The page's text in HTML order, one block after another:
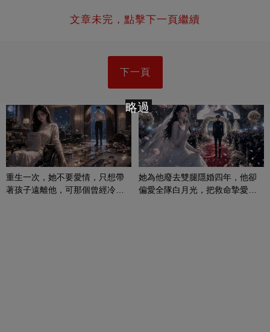
文章未完，點擊下一頁繼續
下一頁
重生一次，她不要愛情，只想帶
著孩子遠離他，可那個曾經冷漠
她為他廢去雙腿隱婚四年，他卻
偏愛全隊白月光，把救命摯愛當
略過